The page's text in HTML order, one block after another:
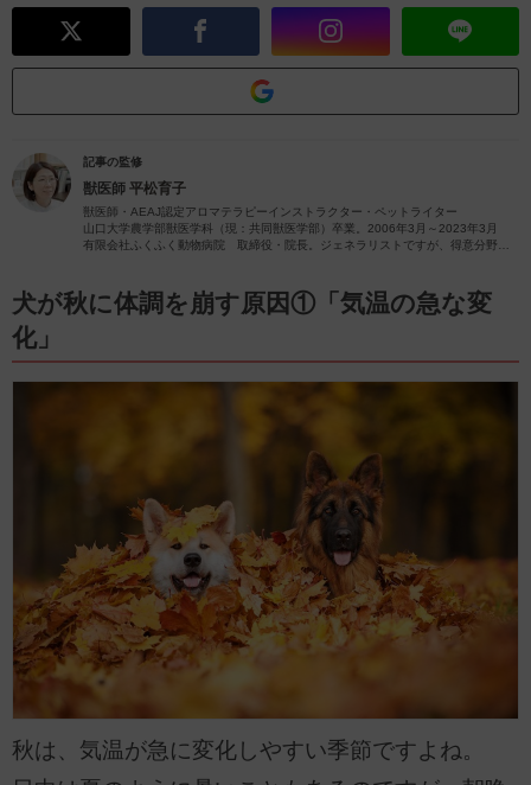
記事の監修
獣医師 平松育子
獣医師・AEAJ認定アロマテラピーインストラクター・ペットライター
山口大学農学部獣医学科（現：共同獣医学部）卒業。2006年3月～2023年3月
有限会社ふくふく動物病院 取締役・院長。ジェネラリストですが、得意分野は
むアロマに関する情報をお届けします。
犬が秋に体調を崩す原因①「気温の急な変
化」
秋は、気温が急に変化しやすい季節ですよね。